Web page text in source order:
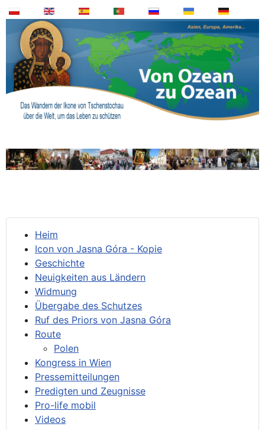
Heim
Icon von Jasna Góra - Kopie
Geschichte
Neuigkeiten aus Ländern
Widmung
Übergabe des Schutzes
Ruf des Priors von Jasna Góra
Route
Polen
Kongress in Wien
Pressemitteilungen
Predigten und Zeugnisse
Pro-life mobil
Videos